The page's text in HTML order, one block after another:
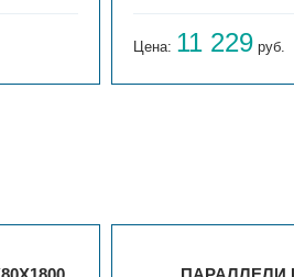
Цена: 11 229 руб.